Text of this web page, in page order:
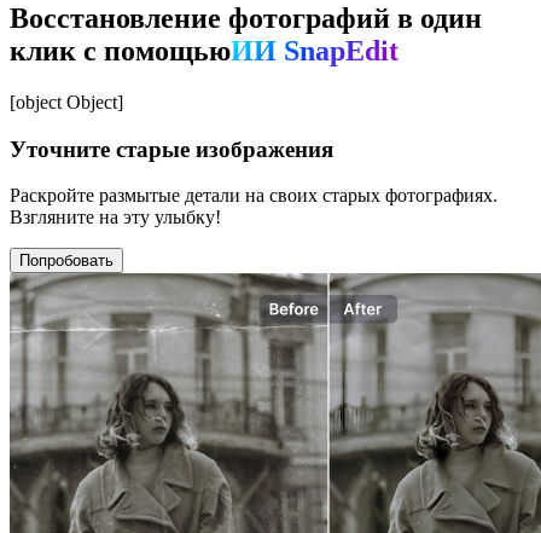
Восстановление фотографий в один
клик с помощьюИИ SnapEdit
[object Object]
Уточните старые изображения
Раскройте размытые детали на своих старых фотографиях.
Взгляните на эту улыбку!
Попробовать